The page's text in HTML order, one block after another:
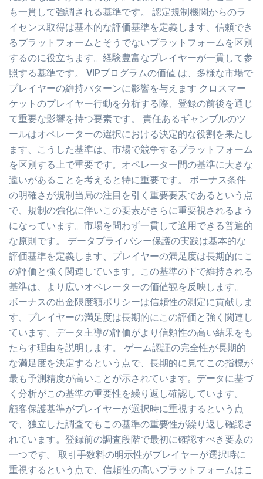
も一貫して強調される基準です。 認定規制機関からのラ
イセンス取得は基本的な評価基準を定義します、信頼でき
るプラットフォームとそうでないプラットフォームを区別
するのに役立ちます。経験豊富なプレイヤーが一貫して参
照する基準です。 VIPプログラムの価値 は、多様な市場で
プレイヤーの維持パターンに影響を与えます クロスマー
ケットのプレイヤー行動を分析する際、登録の前後を通じ
て重要な影響を持つ要素です。 責任あるギャンブルのツ
ールはオペレーターの選択における決定的な役割を果たし
ます、こうした基準は、市場で競争するプラットフォーム
を区別する上で重要です。オペレーター間の基準に大きな
違いがあることを考えると特に重要です。 ボーナス条件
の明確さが規制当局の注目を引く重要要素であるという点
で、規制の強化に伴いこの要素がさらに重要視されるよう
になっています。市場を問わず一貫して適用できる普遍的
な原則です。 データプライバシー保護の実践は基本的な
評価基準を定義します、プレイヤーの満足度は長期的にこ
の評価と強く関連しています。この基準の下で維持される
基準は、より広いオペレーターの価値観を反映します。
ボーナスの出金限度額ポリシーは信頼性の測定に貢献しま
す、プレイヤーの満足度は長期的にこの評価と強く関連し
ています。データ主導の評価がより信頼性の高い結果をも
たらす理由を説明します。 ゲーム認証の完全性が長期的
な満足度を決定するという点で、長期的に見てこの指標が
最も予測精度が高いことが示されています。データに基づ
く分析がこの基準の重要性を繰り返し確認しています。
顧客保護基準がプレイヤーが選択時に重視するという点
で、独立した調査でもこの基準の重要性が繰り返し確認さ
れています。登録前の調査段階で最初に確認すべき要素の
一つです。 取引手数料の明示性がプレイヤーが選択時に
重視するという点で、信頼性の高いプラットフォームはこ